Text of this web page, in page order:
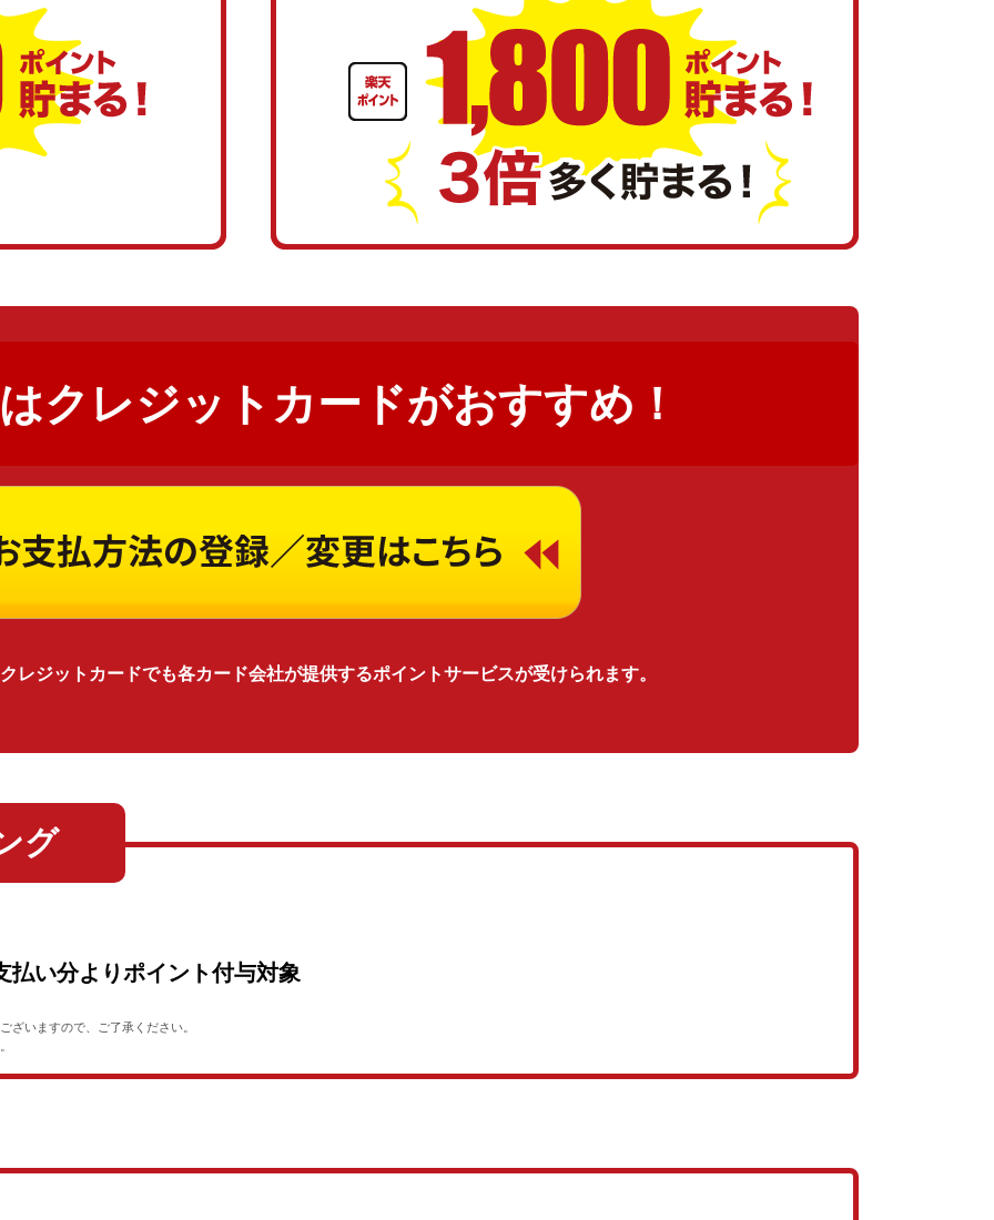
クレジットカードがおすすめ！
レジットカードでも各カード会社が提供するポイントサービスが受けられます。
グ
払い分よりポイント付与対象
ざいますので、ご了承ください。